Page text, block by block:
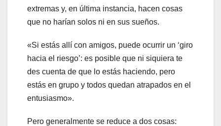
extremas y, en última instancia, hacen cosas
que no harían solos ni en sus sueños.
«Si estás allí con amigos, puede ocurrir un ‘giro
hacia el riesgo’: es posible que ni siquiera te
des cuenta de que lo estás haciendo, pero
estás en grupo y todos quedan atrapados en el
entusiasmo».
Pero generalmente se reduce a dos cosas: